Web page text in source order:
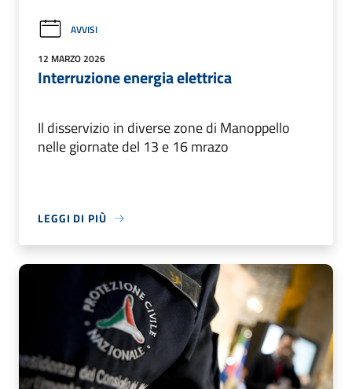
AVVISI
12 MARZO 2026
Interruzione energia elettrica
Il disservizio in diverse zone di Manoppello
nelle giornate del 13 e 16 mrazo
LEGGI DI PIÙ